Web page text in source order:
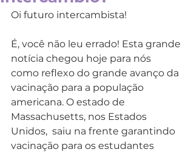
Oi futuro intercambista!
É, você não leu errado! Esta grande
notícia chegou hoje para nós
como reflexo do grande avanço da
vacinação para a população
americana. O estado de
Massachusetts, nos Estados
Unidos,  saiu na frente garantindo
vacinação para os estudantes